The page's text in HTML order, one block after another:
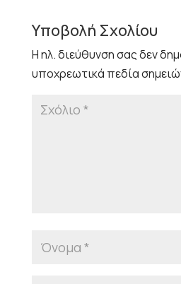
Υποβολή Σχολίου
Η ηλ. διεύθυνση σας δεν
υποχρεωτικά πεδία